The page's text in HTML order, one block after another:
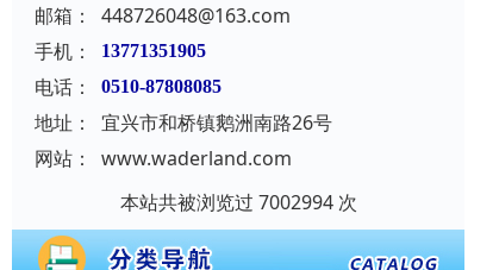
邮箱：
448726048@163.com
手机：
13771351905
电话： 0510-87808085
地址：
宜兴市和桥镇鹅洲南路26号
网站：
www.waderland.com
本站共被浏览过 7002994 次